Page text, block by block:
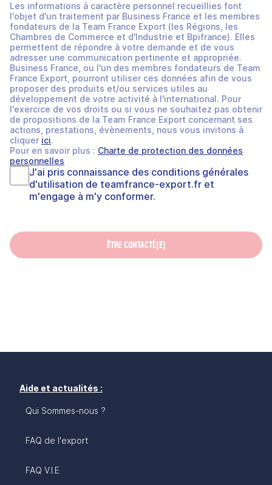
Les informations à caractère personnel recueillies font
l'objet d'un traitement par Business France et les membres
fondateurs de la Team France Export (les Régions, les
Chambres de Commerce et d'Industrie et Bpifrance). Elles
permettent de répondre à votre demande et de vous
adresser une communication pertinente et appropriée.
Business France, ou l'un des membres fondateurs de Team
France Export, pourront utiliser ces données afin de vous
proposer des produits et/ou services utiles au
développement de votre activité à l'international. Pour
l'exercice de vos droits ou si vous ne souhaitez pas obtenir
de propositions de la Team France Export concernant ses
actions, prestations, évènements, nous vous invitons à
cliquer ici.
Pour en savoir plus : Charte de protection des données
personnelles
J'ai pris connaissance des conditions générales
d'utilisation de teamfrance-export.fr et
m'engage à m'y conformer.
ÊTRE CONTACTÉ(E)
Aide et actualités :
Qui Sommes-nous ?
FAQ de l'export
FAQ V.I.E